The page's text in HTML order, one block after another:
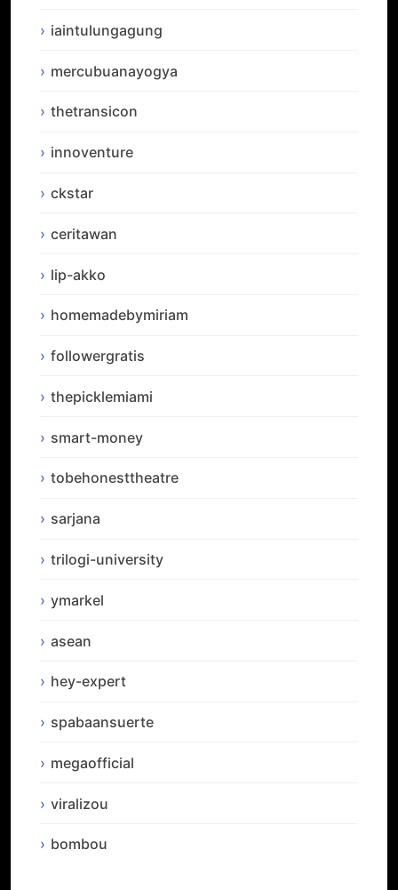
iaintulungagung
mercubuanayogya
thetransicon
innoventure
ckstar
ceritawan
lip-akko
homemadebymiriam
followergratis
thepicklemiami
smart-money
tobehonesttheatre
sarjana
trilogi-university
ymarkel
asean
hey-expert
spabaansuerte
megaofficial
viralizou
bombou